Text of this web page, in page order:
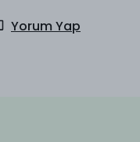
Yorum Yap